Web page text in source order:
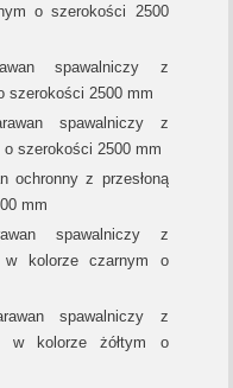
o szerokości 2500
spawalniczy z
szerokości 2500 mm
spawalniczy z
o szerokości 2500 mm
ochronny z przesłoną
mm
spawalniczy z
w kolorze czarnym o
spawalniczy z
w kolorze żółtym o